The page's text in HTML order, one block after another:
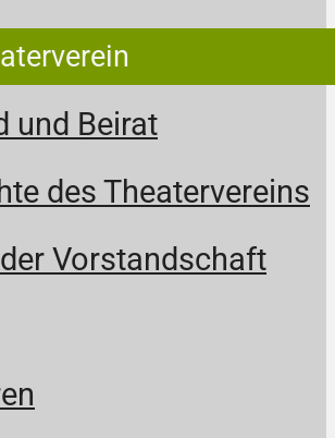
und Beirat
des Theatervereins
Vorstandschaft